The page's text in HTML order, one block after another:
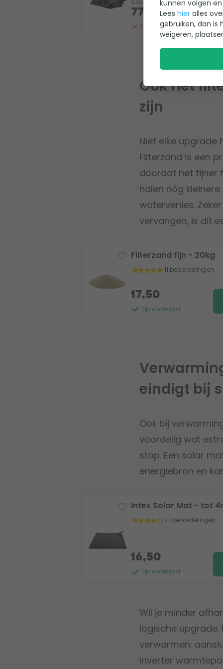
Tijdelijk uit voorraad
849,-
774,-
Ook het
zijn
Niet elke upgrade
Filterzand is een
doordat het fijner
halen nóg
waterverlies.
vervangen, is dit
Filterzand fijn - 20kg
11 beoordelingen
Op voorraad
17,50
eindigt bij
Ook bij
voordelig wat
stap. Een solar
energiebron en
Intex Solar Mat - tot
21 beoordelingen
Op voorraad
16,50
Wil je minder
logische upgrade.
verwarmen:
inverter
kunnen volgen
Lees hier alles
gebruiken, dan is
weigeren,